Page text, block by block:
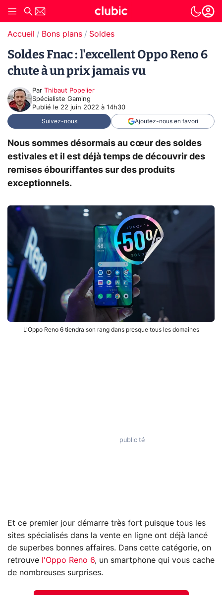
Accueil Bons plans Soldes
Soldes Fnac : l'excellent Oppo Reno 6
chute à un prix jamais vu
Par Thibaut Popelier
Spécialiste Gaming
Publié le 22 juin 2022 à 14h30
Suivez-nous Ajoutez-nous en favori
Nous sommes désormais au cœur des soldes
estivales et il est déjà temps de découvrir des
remises ébouriffantes sur des produits
exceptionnels.
L'Oppo Reno 6 tiendra son rang dans presque tous les domaines
Et ce premier jour démarre très fort puisque tous les
sites spécialisés dans la vente en ligne ont déjà lancé
de superbes bonnes affaires. Dans cette catégorie, on
retrouve
l'Oppo Reno 6, un smartphone qui vous cache
de nombreuses surprises.